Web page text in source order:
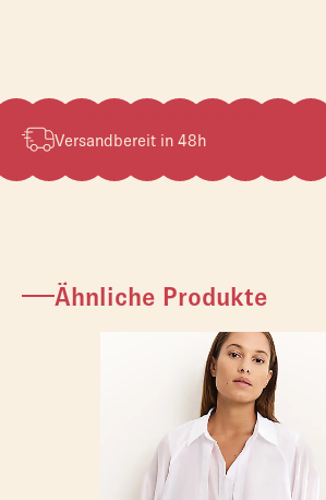
Versandbereit in 48h
Ähnliche Produkte